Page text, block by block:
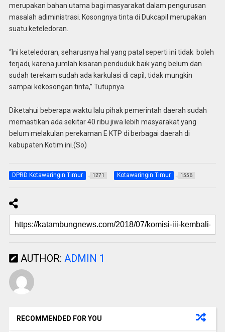
merupakan bahan utama bagi masyarakat dalam pengurusan
masalah adiministrasi. Kosongnya tinta di Dukcapil merupakan
suatu keteledoran.
“Ini keteledoran, seharusnya hal yang patal seperti ini tidak boleh
terjadi, karena jumlah kisaran penduduk baik yang belum dan
sudah terekam sudah ada karkulasi di capil, tidak mungkin
sampai kekosongan tinta,” Tutupnya.
Diketahui beberapa waktu lalu pihak pemerintah daerah sudah
memastikan ada sekitar 40 ribu jiwa lebih masyarakat yang
belum melakulan perekaman E KTP di berbagai daerah di
kabupaten Kotim ini.(So)
DPRD Kotawaringin Timur 1271 Kotawaringin Timur 1556
AUTHOR: ADMIN 1
RECOMMENDED FOR YOU